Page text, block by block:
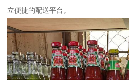
立便捷的配送平台。